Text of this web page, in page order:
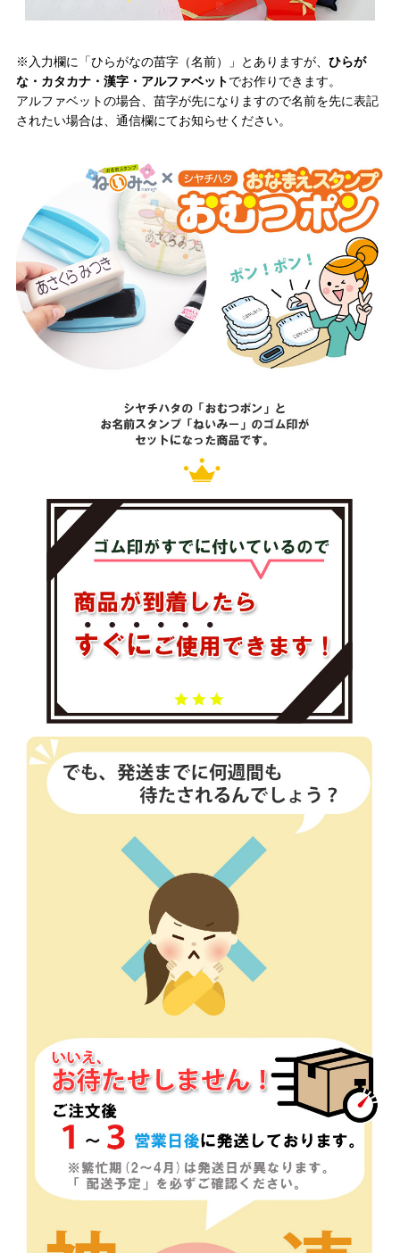
※入力欄に「ひらがなの苗字（名前）」とありますが、 ひらが
な・カタカナ・漢字・アルファベットでお作りできます。
アルファベットの場合、苗字が先になりますので名前を先に表記
されたい場合は、通信欄にてお知らせください。